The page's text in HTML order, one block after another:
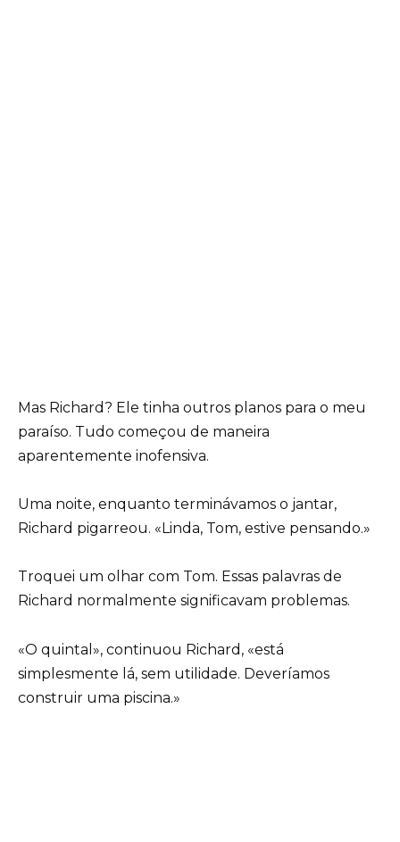
Mas Richard? Ele tinha outros planos para o meu
paraíso. Tudo começou de maneira
aparentemente inofensiva.
Uma noite, enquanto terminávamos o jantar,
Richard pigarreou. «Linda, Tom, estive pensando.»
Troquei um olhar com Tom. Essas palavras de
Richard normalmente significavam problemas.
«O quintal», continuou Richard, «está
simplesmente lá, sem utilidade. Deveríamos
construir uma piscina.»